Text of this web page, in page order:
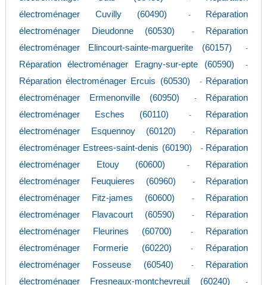
électroménager Cuvilly (60490)
-
Réparation
électroménager Dieudonne (60530)
-
Réparation
électroménager Elincourt-sainte-marguerite (60157)
-
Réparation électroménager Eragny-sur-epte (60590) -
Réparation électroménager Ercuis (60530) - Réparation
électroménager Ermenonville (60950)
-
Réparation
électroménager Esches (60110)
-
Réparation
électroménager Esquennoy (60120)
-
Réparation
électroménager Estrees-saint-denis (60190)
- Réparation
électroménager Etouy (60600)
-
Réparation
électroménager Feuquieres (60960)
-
Réparation
électroménager Fitz-james (60600)
-
Réparation
électroménager Flavacourt (60590)
-
Réparation
électroménager Fleurines (60700)
-
Réparation
électroménager Formerie (60220)
-
Réparation
électroménager Fosseuse (60540)
-
Réparation
électroménager Fresneaux-montchevreuil (60240)
-